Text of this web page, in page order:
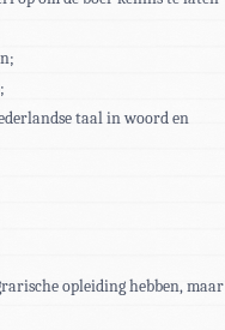
taal in woord en
opleiding hebben, maar